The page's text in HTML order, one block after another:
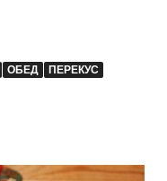
ОБЕД ПЕРЕКУС